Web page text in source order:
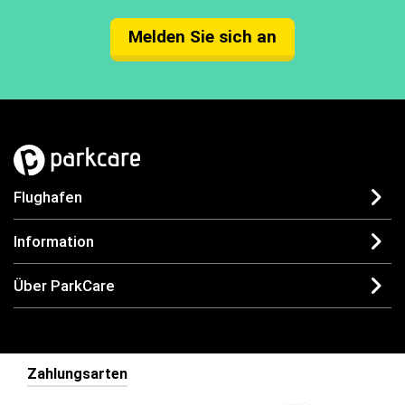
Melden Sie sich an
Flughafen
Information
Über ParkCare
Zahlungsarten